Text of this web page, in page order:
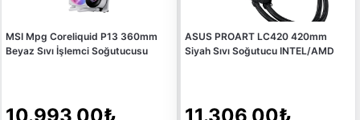
MSI Mpg Coreliquid P13 360mm
Beyaz Sıvı İşlemci Soğutucusu
ASUS PROART LC420 420mm
Siyah Sıvı Soğutucu INTEL/AMD